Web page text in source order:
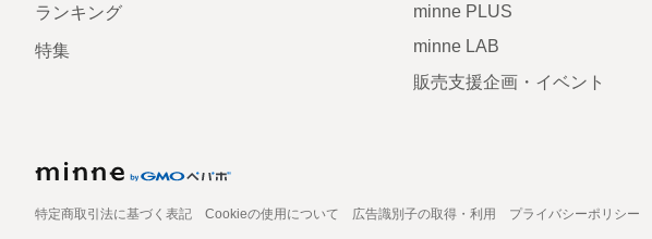
ランキング
特集
minne PLUS
minne LAB
販売支援企画・イベント
特定商取引法に基づく表記 Cookieの使用について 広告識別子の取得・利用 プライバシーポリシー